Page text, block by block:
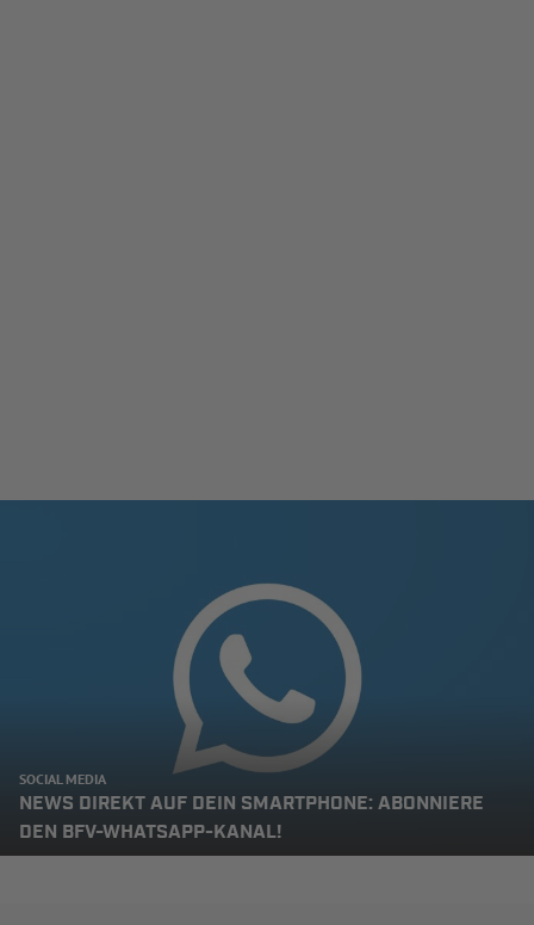
SOCIAL MEDIA
NEWS DIREKT AUF DEIN SMARTPHONE: ABONNIERE
DEN BFV-WHATSAPP-KANAL!